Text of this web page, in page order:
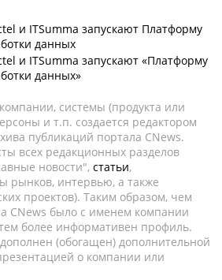
и ITSumma запускают Платформу
данных
и ITSumma запускают «Платформу
данных»
системы (продукта или
и т.п. создается редактором
публикаций портала CNews.
всех редакционных разделов
новости", статьи,
рынков, интервью, а также
проектов). Таким образом, чем
CNews было с именем компании
более информативен профиль.
(обогащен) дополнительной
о компании или